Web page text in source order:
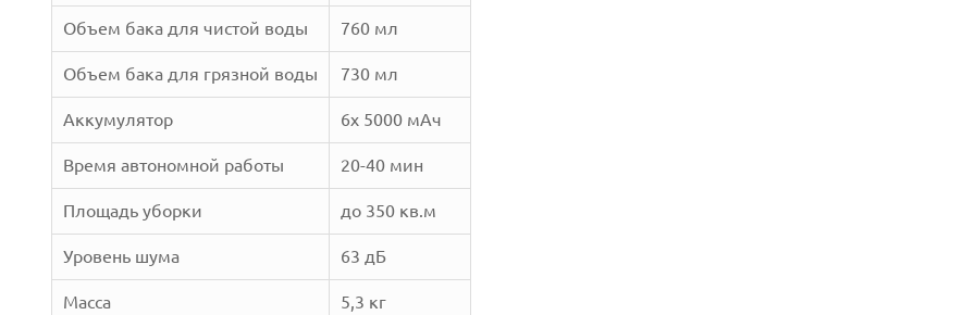
Объем бака для чистой воды 760 мл
Объем бака для грязной воды 730 мл
Аккумулятор 6x 5000 мАч
Время автономной работы 20-40 мин
Площадь уборки до 350 кв.м
Уровень шума 63 дБ
Масса 5,3 кг